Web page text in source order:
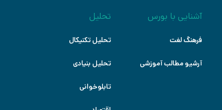
آشنایی با بورس
فرهنگ لغت
آرشیو مطالب آموزشی
تحلیل
تحلیل تکنیکال
تحلیل بنیادی
تابلوخوانی